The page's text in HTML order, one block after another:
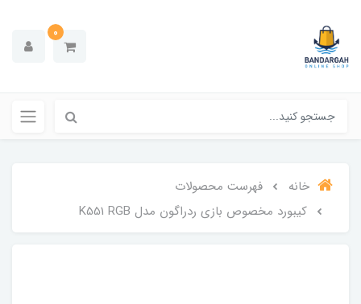
0
خانه
فهرست محصولات
کیبورد مخصوص بازی ردراگون مدل K551 RGB